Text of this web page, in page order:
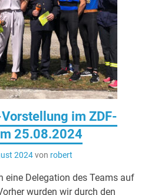
im ZDF-
25.08.2024
2024von robert
eine Delegation des Teams auf
wurden wir durch den